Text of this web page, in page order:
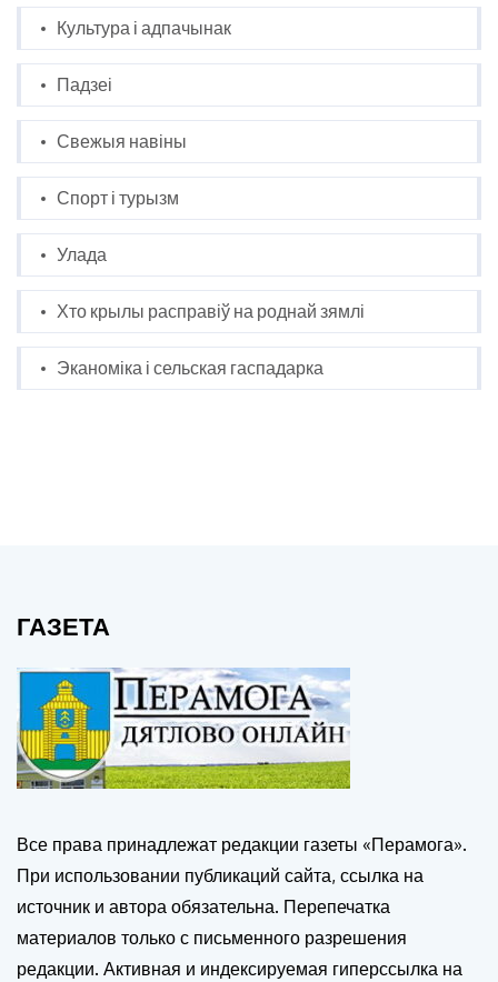
Культура і адпачынак
Падзеі
Свежыя навіны
Спорт і турызм
Улада
Хто крылы расправіў на роднай зямлі
Эканоміка і сельская гаспадарка
ГАЗЕТА
Все права принадлежат редакции газеты «Перамога».
При использовании публикаций сайта, ссылка на
источник и автора обязательна. Перепечатка
материалов только с письменного разрешения
редакции. Активная и индексируемая гиперссылка на